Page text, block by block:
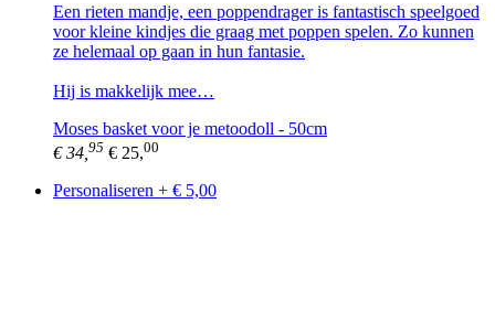
Een rieten mandje, een poppendrager is fantastisch speelgoed
voor kleine kindjes die graag met poppen spelen. Zo kunnen
ze helemaal op gaan in hun fantasie.
Hij is makkelijk mee…
Moses basket voor je metoodoll - 50cm
€ 34, 95 € 25,00
Personaliseren + € 5,00